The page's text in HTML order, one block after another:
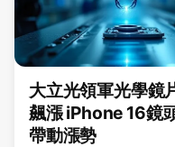
大立光領軍光學鏡
飆漲 iPhone 16鏡
帶動漲勢